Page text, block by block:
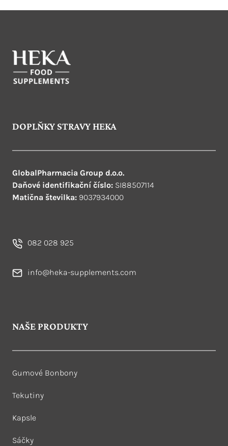
DOPLŇKY STRAVY HEKA
GlobalPharmacia Group d.o.o.
Daňové identifikační číslo: SI88507114
Matična številka: 9037934000
082 028 925
info@heka-supplements.com
NAŠE PRODUKTY
Gumové Bonbony
Tekutiny
Kapsle
Sáčky